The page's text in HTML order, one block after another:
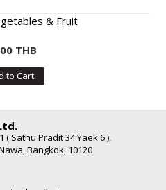
& Fruit
THB
to Cart
Sathu Pradit 34 Yaek 6 ),
Bangkok, 10120